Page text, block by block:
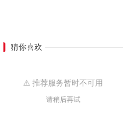
猜你喜欢
⚠️ 推荐服务暂时不可用
请稍后再试